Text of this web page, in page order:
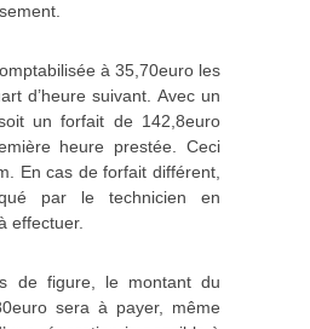
à 35,70euro les
d’heure suivant. Avec un
un forfait de 142,8euro
heure prestée. Ceci
En cas de forfait différent,
par le technicien en
effectuer.
de figure, le montant du
sera à payer, même